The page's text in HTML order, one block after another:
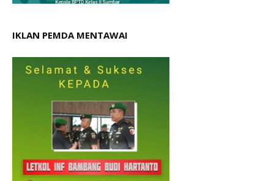
IKLAN PEMDA MENTAWAI